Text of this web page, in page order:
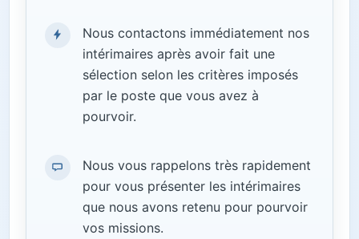
Nous contactons immédiatement nos
intérimaires après avoir fait une
sélection selon les critères imposés
par le poste que vous avez à
pourvoir.
Nous vous rappelons très rapidement
pour vous présenter les intérimaires
que nous avons retenu pour pourvoir
vos missions.